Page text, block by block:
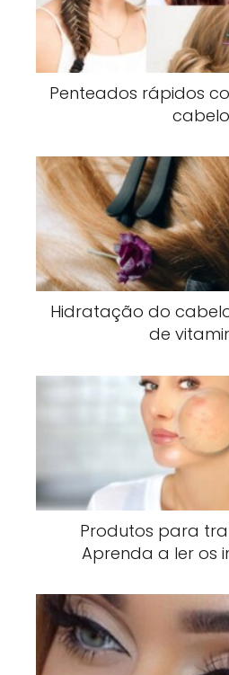
Penteados rápidos
cabelo
Hidratação do
de
Produtos para
Aprenda a ler os